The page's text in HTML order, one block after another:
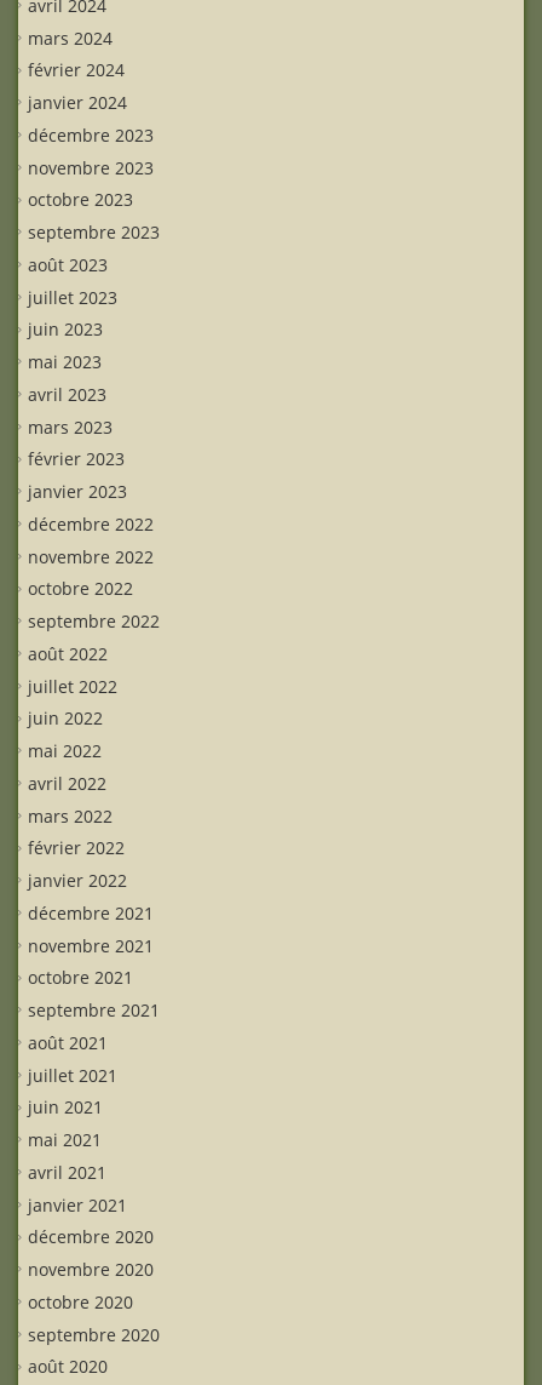
avril 2024
mars 2024
février 2024
janvier 2024
décembre 2023
novembre 2023
octobre 2023
septembre 2023
août 2023
juillet 2023
juin 2023
mai 2023
avril 2023
mars 2023
février 2023
janvier 2023
décembre 2022
novembre 2022
octobre 2022
septembre 2022
août 2022
juillet 2022
juin 2022
mai 2022
avril 2022
mars 2022
février 2022
janvier 2022
décembre 2021
novembre 2021
octobre 2021
septembre 2021
août 2021
juillet 2021
juin 2021
mai 2021
avril 2021
janvier 2021
décembre 2020
novembre 2020
octobre 2020
septembre 2020
août 2020